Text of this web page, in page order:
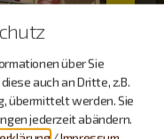
über Sie
auch an Dritte, z.B.
übermittelt werden. Sie
jederzeit abändern.